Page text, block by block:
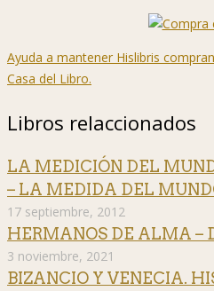
Ayuda a mantener Hislibris
Casa del Libro.
Libros relaccionados
LA MEDICIÓN DEL
– LA MEDIDA DEL
17 septiembre, 2012
HERMANOS DE ALMA –
3 noviembre, 2021
BIZANCIO Y VENECIA.